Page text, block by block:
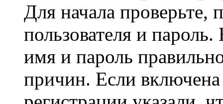
Для начала проверьте,
пользователя и
имя и пароль
причин. Если